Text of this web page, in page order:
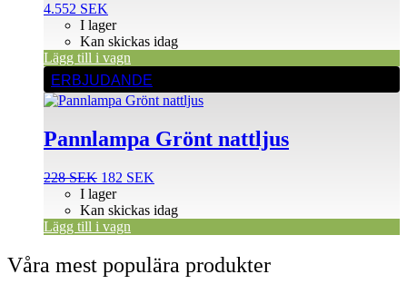
4.552 SEK
I lager
Kan skickas idag
Lägg till i vagn
ERBJUDANDE
Pannlampa Grönt nattljus
228SEK Det
ursprungliga
priset
var:
182 SEK
priset
I lager
Kan skickas idag
Lägg till i vagn
Våra mest populära produkter